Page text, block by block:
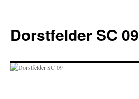
springen
Dorstfelder SC 09